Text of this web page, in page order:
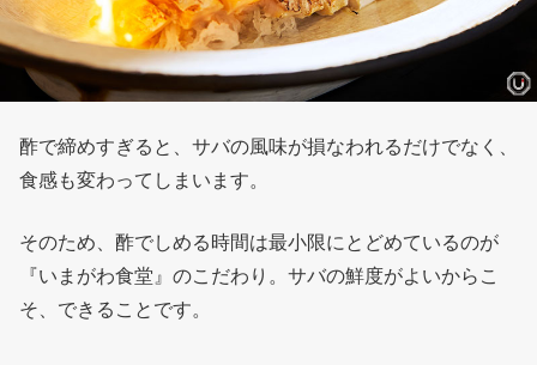
酢で締めすぎると、サバの風味が損なわれるだけでなく、
食感も変わってしまいます。
そのため、酢でしめる時間は最小限にとどめているのが
『いまがわ食堂』のこだわり。サバの鮮度がよいからこ
そ、できることです。